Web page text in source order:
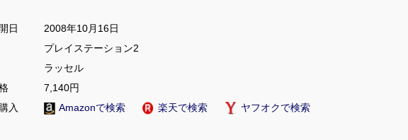
日
2008年10月16日
プレイステーション2
ラッセル
7,140円
入
Amazonで検索 楽天で検索 ヤフオクで検索